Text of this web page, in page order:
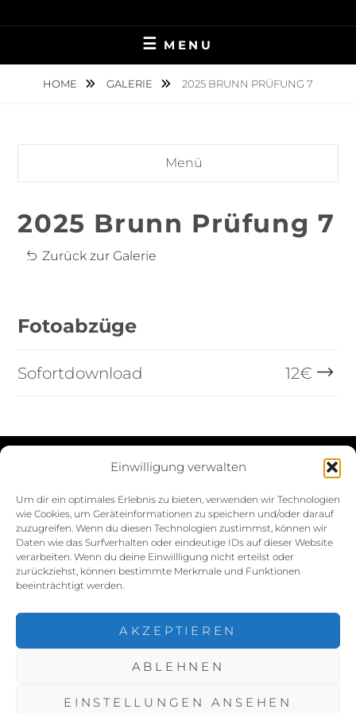
Einwilligung verwalten
Um dir ein optimales Erlebnis zu bieten, verwenden wir Technologien
wie Cookies, um Geräteinformationen zu speichern und/oder darauf
zuzugreifen. Wenn du diesen Technologien zustimmst, können wir
Daten wie das Surfverhalten oder eindeutige IDs auf dieser Website
verarbeiten. Wenn du deine Einwillligung nicht erteilst oder
zurückziehst, können bestimmte Merkmale und Funktionen
beeinträchtigt werden.
AKZEPTIEREN
ABLEHNEN
EINSTELLUNGEN ANSEHEN
to
NINA MÜNCH
FOTOGRAFIE
MENU
HOME GALERIE 2025 BRUNN PRÜFUNG 7
Menü
2025 Brunn Prüfung 7
Zurück zur Galerie
Fotoabzüge
Sofortdownload 12€
Impressum
Cookie-Richtlinie (EU)
RIGHTS RESERVED. DATENSCHUTZERKLÄRUNG